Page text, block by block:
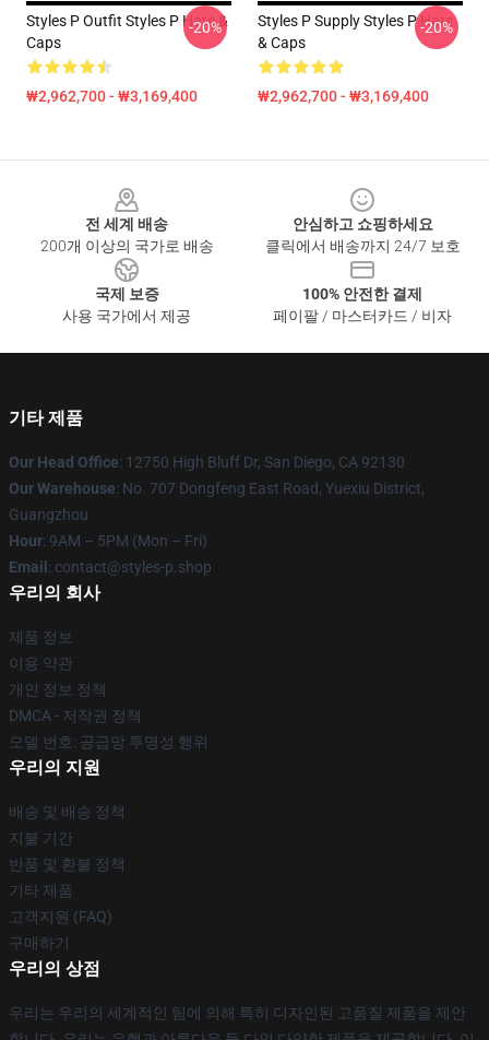
Styles P Outfit Styles P Hats &
Caps
₩2,962,700 - ₩3,169,400
-20%
Styles P Supply Styles P Hats
& Caps
₩2,962,700 - ₩3,169,400
-20%
전 세계 배송
200개 이상의 국가로 배송
안심하고 쇼핑하세요
클릭에서 배송까지 24/7 보호
국제 보증
사용 국가에서 제공
100% 안전한 결제
페이팔 / 마스터카드 / 비자
기타 제품
Our Head Office: 12750 High Bluff Dr, San Diego, CA 92130
Our Warehouse: No. 707 Dongfeng East Road, Yuexiu District,
Guangzhou
Hour: 9AM – 5PM (Mon – Fri)
Email : contact@styles-p.shop
우리의 회사
제품 정보
이용 약관
개인 정보 정책
DMCA - 저작권 정책
모델 번호: 공급망 투명성 행위
우리의 지원
배송 및 배송 정책
지불 기간
반품 및 환불 정책
기타 제품
고객지원 (FAQ)
구매하기
우리의 상점
우리는 우리의 세계적인 팀에 의해 특히 디자인된 고품질 제품을 제안